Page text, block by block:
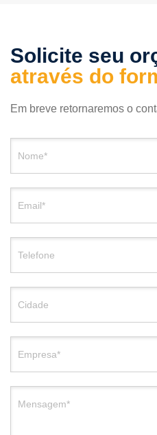
Solicite seu
através do
Em breve retornaremos o
Nome*
Email*
Telefone
Cidade
Empresa*
Mensagem*